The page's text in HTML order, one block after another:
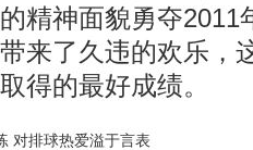
精神面貌勇夺2011
来了久违的欢乐，
得的最好成绩。
对排球热爱溢于言表